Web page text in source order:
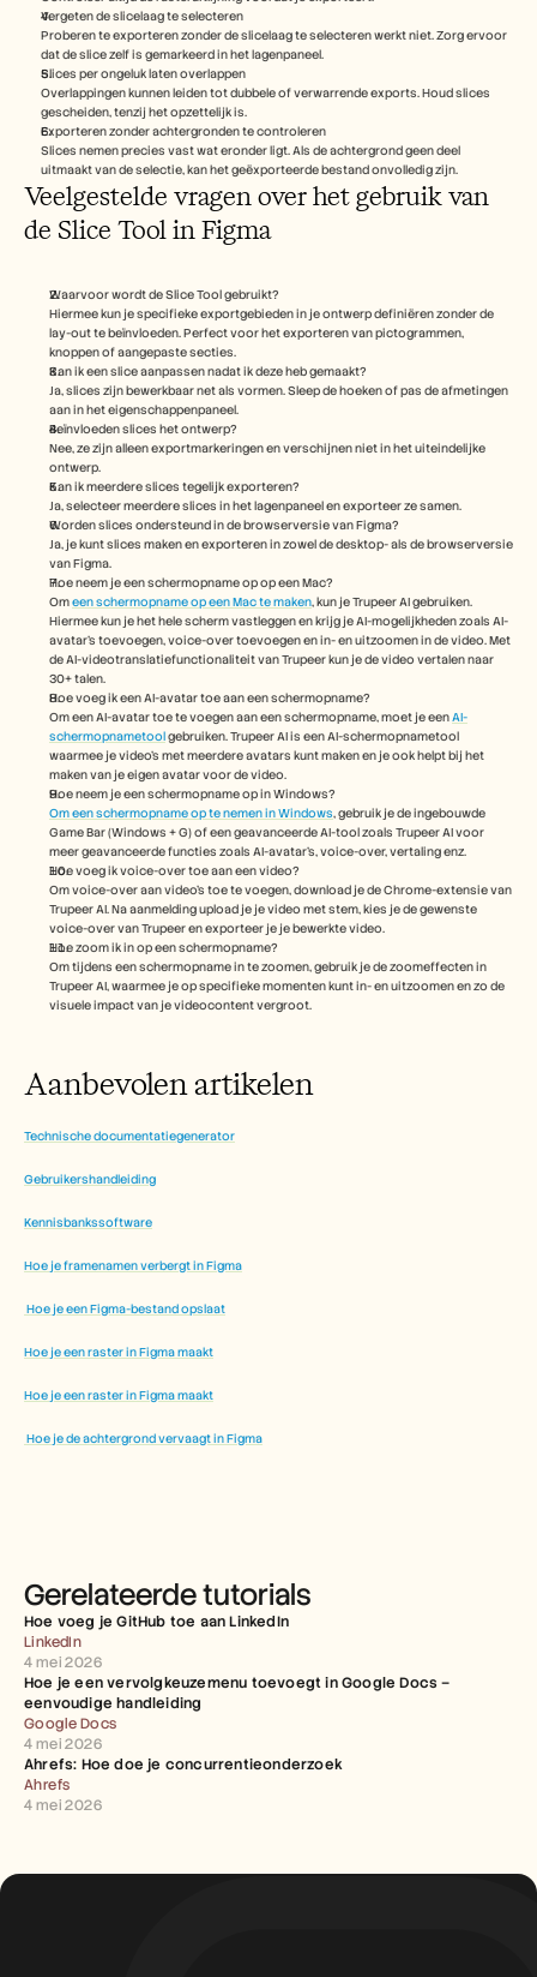
Vergeten de slicelaag te selecteren
Proberen te exporteren zonder de slicelaag te selecteren werkt niet. Zorg ervoor
dat de slice zelf is gemarkeerd in het lagenpaneel.
Slices per ongeluk laten overlappen
Overlappingen kunnen leiden tot dubbele of verwarrende exports. Houd slices
gescheiden, tenzij het opzettelijk is.
Exporteren zonder achtergronden te controleren
Slices nemen precies vast wat eronder ligt. Als de achtergrond geen deel
uitmaakt van de selectie, kan het geëxporteerde bestand onvolledig zijn.
Veelgestelde vragen over het gebruik van
de Slice Tool in Figma
Waarvoor wordt de Slice Tool gebruikt?
Hiermee kun je specifieke exportgebieden in je ontwerp definiëren zonder de
lay-out te beïnvloeden. Perfect voor het exporteren van pictogrammen,
knoppen of aangepaste secties.
Kan ik een slice aanpassen nadat ik deze heb gemaakt?
Ja, slices zijn bewerkbaar net als vormen. Sleep de hoeken of pas de afmetingen
aan in het eigenschappenpaneel.
Beïnvloeden slices het ontwerp?
Nee, ze zijn alleen exportmarkeringen en verschijnen niet in het uiteindelijke
ontwerp.
Kan ik meerdere slices tegelijk exporteren?
Ja, selecteer meerdere slices in het lagenpaneel en exporteer ze samen.
Worden slices ondersteund in de browserversie van Figma?
Ja, je kunt slices maken en exporteren in zowel de desktop- als de browserversie
van Figma.
Hoe neem je een schermopname op op een Mac?
Om een schermopname op een Mac te maken, kun je Trupeer AI gebruiken.
Hiermee kun je het hele scherm vastleggen en krijg je AI-mogelijkheden zoals AI-
avatar's toevoegen, voice-over toevoegen en in- en uitzoomen in de video. Met
de AI-videotranslatiefunctionaliteit van Trupeer kun je de video vertalen naar
30+ talen.
Hoe voeg ik een AI-avatar toe aan een schermopname?
Om een AI-avatar toe te voegen aan een schermopname, moet je een AI-
schermopnametool gebruiken. Trupeer AI is een AI-schermopnametool
waarmee je video's met meerdere avatars kunt maken en je ook helpt bij het
maken van je eigen avatar voor de video.
Hoe neem je een schermopname op in Windows?
Om een schermopname op te nemen in Windows, gebruik je de ingebouwde
Game Bar (Windows + G) of een geavanceerde AI-tool zoals Trupeer AI voor
meer geavanceerde functies zoals AI-avatar's, voice-over, vertaling enz.
Hoe voeg ik voice-over toe aan een video?
Om voice-over aan video's toe te voegen, download je de Chrome-extensie van
Trupeer AI. Na aanmelding upload je je video met stem, kies je de gewenste
voice-over van Trupeer en exporteer je je bewerkte video.
Hoe zoom ik in op een schermopname?
Om tijdens een schermopname in te zoomen, gebruik je de zoomeffecten in
Trupeer AI, waarmee je op specifieke momenten kunt in- en uitzoomen en zo de
visuele impact van je videocontent vergroot.
Aanbevolen artikelen
Technische documentatiegenerator
Gebruikershandleiding
Kennisbankssoftware
Hoe je framenamen verbergt in Figma
Hoe je een Figma-bestand opslaat
Hoe je een raster in Figma maakt
Hoe je een raster in Figma maakt
Hoe je de achtergrond vervaagt in Figma
Gerelateerde tutorials
Hoe voeg je GitHub toe aan LinkedIn
LinkedIn
4 mei 2026
Hoe je een vervolgkeuzemenu toevoegt in Google Docs –
eenvoudige handleiding
Google Docs
4 mei 2026
Ahrefs: Hoe doe je concurrentieonderzoek
Ahrefs
4 mei 2026